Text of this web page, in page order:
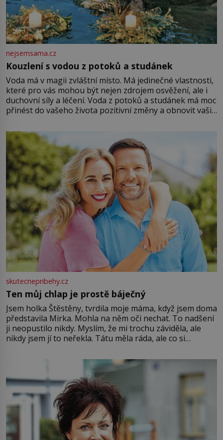
nejsemsama.cz
Kouzlení s vodou z potoků a studánek
Voda má v magii zvláštní místo. Má jedinečné vlastnosti,
které pro vás mohou být nejen zdrojem osvěžení, ale i
duchovní síly a léčení. Voda z potoků a studánek má moc
přinést do vašeho života pozitivní změny a obnovit vaši
můžete obohatit své rituály a přinést do svého života
větší harmonii a klid. Je důležité
skutecnepribehy.cz
Ten můj chlap je prostě báječný
Jsem holka Štěstěny, tvrdila moje máma, když jsem doma
představila Mirka. Mohla na něm oči nechat. To nadšení
ji neopustilo nikdy. Myslím, že mi trochu záviděla, ale
nikdy jsem jí to neřekla. Tátu měla ráda, ale co si
Jsme spolu moc rádi Tehdy byla jiná doba, když